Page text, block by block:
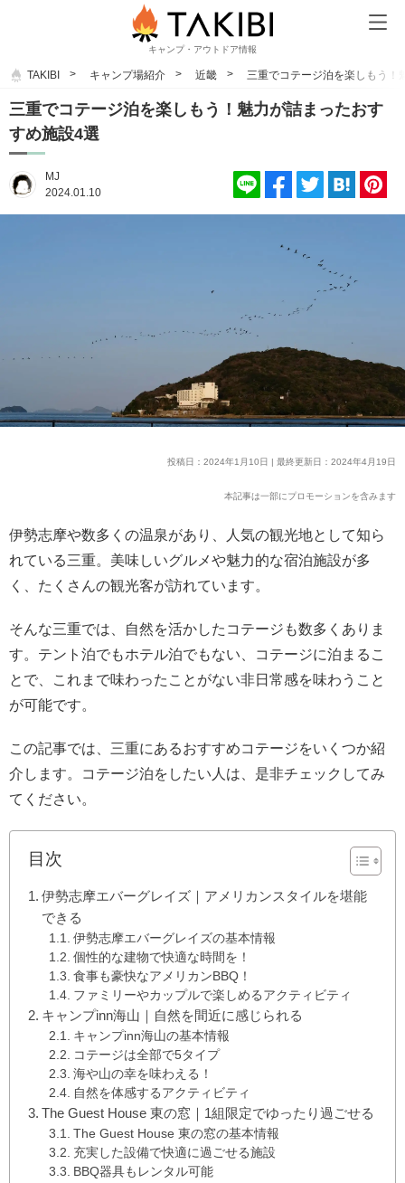
キャンプ・アウトドア情報
TAKIBI キャンプ場紹介 近畿 三重でコテージ泊を楽しもう！
三重でコテージ泊を楽しもう！魅力が詰まったおす
すめ施設4選
MJ
2024.01.10
投稿日：2024年1月10日 | 最終更新日：2024年4月19日
本記事は一部にプロモーションを含みます
伊勢志摩や数多くの温泉があり、人気の観光地として知ら
れている三重。美味しいグルメや魅力的な宿泊施設が多
く、たくさんの観光客が訪れています。
そんな三重では、自然を活かしたコテージも数多くありま
す。テント泊でもホテル泊でもない、コテージに泊まるこ
とで、これまで味わったことがない非日常感を味わうこと
が可能です。
この記事では、三重にあるおすすめコテージをいくつか紹
介します。コテージ泊をしたい人は、是非チェックしてみ
てください。
目次
伊勢志摩エバーグレイズ｜アメリカンスタイルを堪能
できる
伊勢志摩エバーグレイズの基本情報
個性的な建物で快適な時間を！
食事も豪快なアメリカンBBQ！
ファミリーやカップルで楽しめるアクティビティ
キャンプinn海山｜自然を間近に感じられる
キャンプinn海山の基本情報
コテージは全部で5タイプ
海や山の幸を味わえる！
自然を体感するアクティビティ
The Guest House 東の窓｜1組限定でゆったり過ごせる
The Guest House 東の窓の基本情報
充実した設備で快適に過ごせる施設
BBQ器具もレンタル可能